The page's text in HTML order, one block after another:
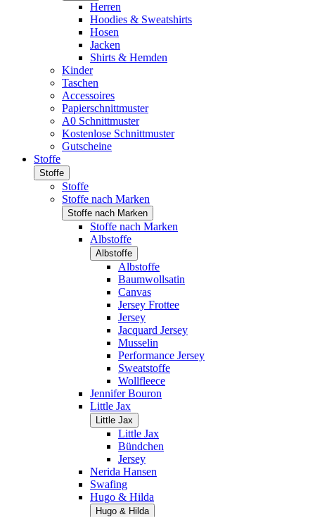
Herren
Hoodies & Sweatshirts
Hosen
Jacken
Shirts & Hemden
Kinder
Taschen
Accessoires
Papierschnittmuster
A0 Schnittmuster
Kostenlose Schnittmuster
Gutscheine
Stoffe
Stoffe
Stoffe
Stoffe nach Marken
Stoffe nach Marken
Stoffe nach Marken
Albstoffe
Albstoffe
Albstoffe
Baumwollsatin
Canvas
Jersey Frottee
Jersey
Jacquard Jersey
Musselin
Performance Jersey
Sweatstoffe
Wollfleece
Jennifer Bouron
Little Jax
Little Jax
Little Jax
Bündchen
Jersey
Nerida Hansen
Swafing
Hugo & Hilda
Hugo & Hilda